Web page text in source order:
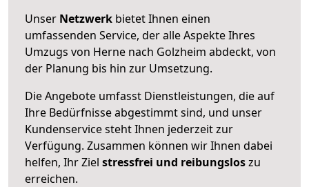
Unser Netzwerk bietet Ihnen einen
umfassenden Service, der alle Aspekte Ihres
Umzugs von Herne nach Golzheim abdeckt, von
der Planung bis hin zur Umsetzung.
Die Angebote umfasst Dienstleistungen, die auf
Ihre Bedürfnisse abgestimmt sind, und unser
Kundenservice steht Ihnen jederzeit zur
Verfügung. Zusammen können wir Ihnen dabei
helfen, Ihr Ziel stressfrei und reibungsloszu
erreichen.